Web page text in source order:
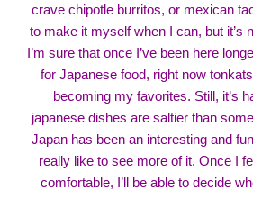
crave chipotle burritos, or mexican
to make it myself when I can, but it’s
I’m sure that once I’ve been here
for Japanese food, right now
becoming my favorites. Still, it’s
japanese dishes are saltier than
Japan has been an interesting and
really like to see more of it. Once I
comfortable, I’ll be able to decide